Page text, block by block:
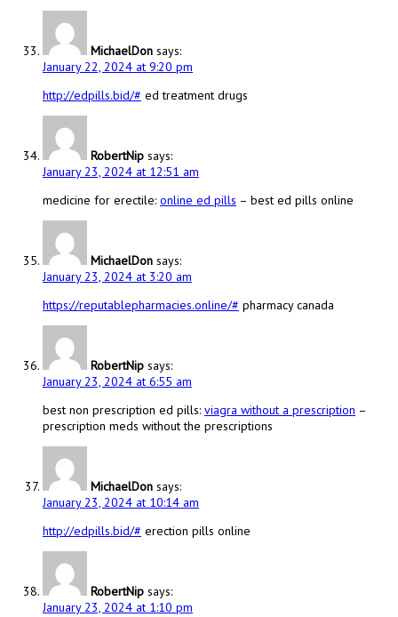
MichaelDon says:
January 22, 2024 at 9:20 pm
http://edpills.bid/# ed treatment drugs
RobertNip says:
January 23, 2024 at 12:51 am
medicine for erectile: online ed pills – best ed pills online
MichaelDon says:
January 23, 2024 at 3:20 am
https://reputablepharmacies.online/# pharmacy canada
RobertNip says:
January 23, 2024 at 6:55 am
best non prescription ed pills: viagra without a prescription –
prescription meds without the prescriptions
MichaelDon says:
January 23, 2024 at 10:14 am
http://edpills.bid/# erection pills online
RobertNip says:
January 23, 2024 at 1:10 pm